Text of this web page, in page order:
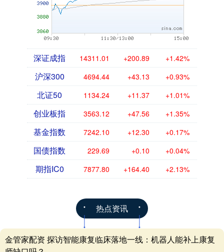
深证成指 14311.01 +200.89 +1.42%
沪深300 4694.44 +43.13 +0.93%
北证50 1134.24 +11.37 +1.01%
创业板指 3563.12 +47.56 +1.35%
基金指数 7242.10 +12.30 +0.17%
国债指数 229.69 +0.10 +0.04%
期指IC0 7877.80 +164.40 +2.13%
热点资讯
金管家配资 探访智能康复临床落地一线：机器人能补上康复